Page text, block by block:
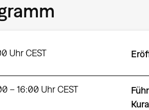
Uhr CEST
– 16:00 Uhr CEST